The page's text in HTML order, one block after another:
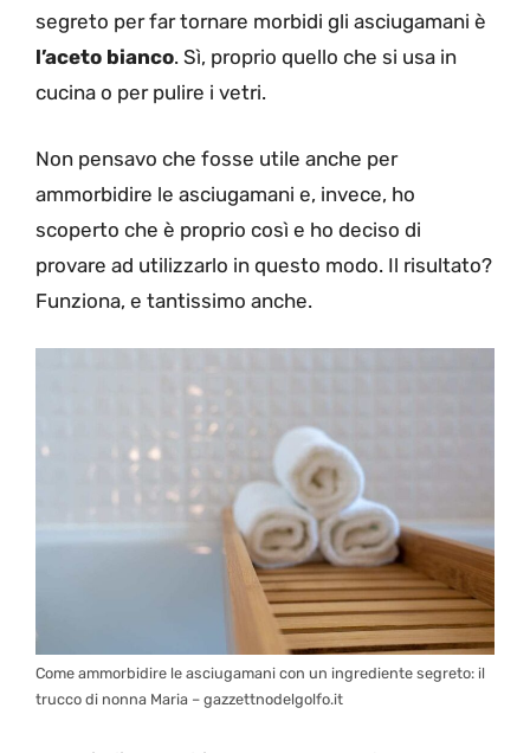
segreto per far tornare morbidi gli asciugamani è
l’aceto bianco. Sì, proprio quello che si usa in
cucina o per pulire i vetri.
Non pensavo che fosse utile anche per
ammorbidire le asciugamani e, invece, ho
scoperto che è proprio così e ho deciso di
provare ad utilizzarlo in questo modo. Il risultato?
Funziona, e tantissimo anche.
Come ammorbidire le asciugamani con un ingrediente segreto: il
trucco di nonna Maria – gazzettnodelgolfo.it